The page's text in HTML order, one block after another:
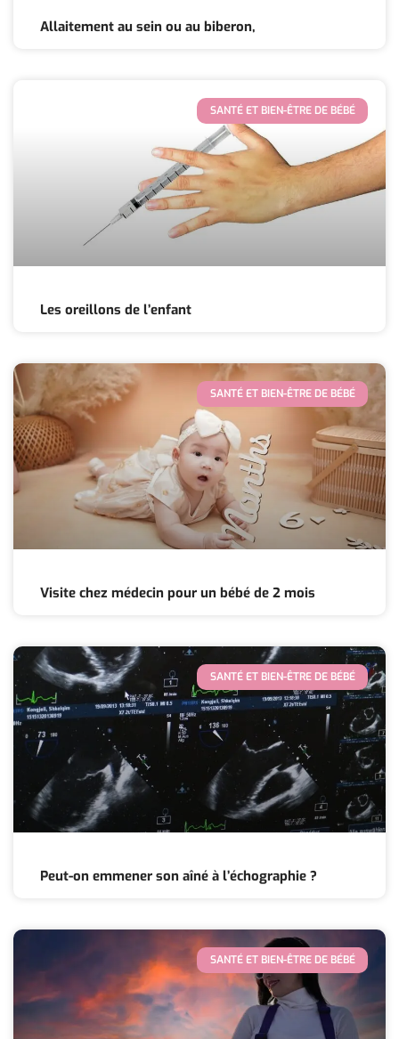
Allaitement au sein ou au biberon,
SANTÉ ET BIEN-ÊTRE DE BÉBÉ
Les oreillons de l’enfant
SANTÉ ET BIEN-ÊTRE DE BÉBÉ
Visite chez médecin pour un bébé de 2 mois
SANTÉ ET BIEN-ÊTRE DE BÉBÉ
Peut-on emmener son aîné à l’échographie ?
SANTÉ ET BIEN-ÊTRE DE BÉBÉ